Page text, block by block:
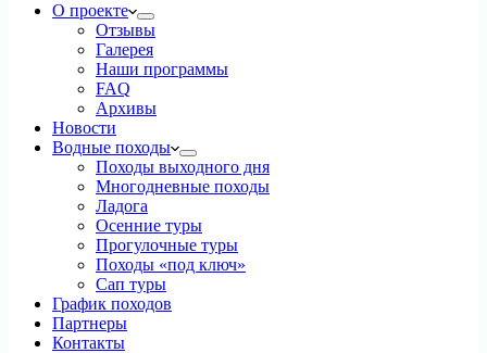
О проекте
Отзывы
Галерея
Наши программы
FAQ
Архивы
Новости
Водные походы
Походы выходного дня
Многодневные походы
Ладога
Осенние туры
Прогулочные туры
Походы «под ключ»
Сап туры
График походов
Партнеры
Контакты